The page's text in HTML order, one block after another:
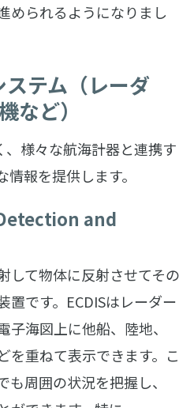
められるようになりまし
テム（レーダ
など）
、様々な航海計器と連携す
報を提供します。
and
して物体に反射させてその
置です。ECDISはレーダー
海図上に他船、陸地、
を重ねて表示できます。こ
周囲の状況を把握し、